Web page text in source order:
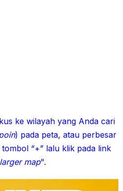
ke wilayah yang Anda cari
) pada peta, atau perbesar
“+” lalu klik pada link
map".